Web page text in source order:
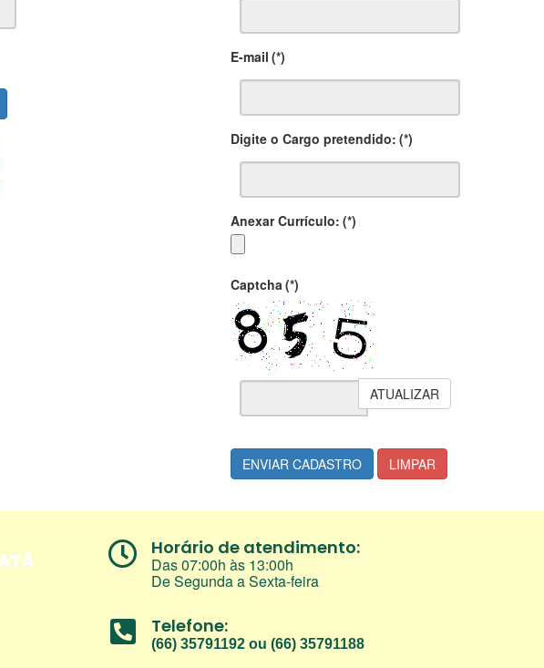
E-mail (*)
Digite o Cargo pretendido: (*)
Anexar Currículo: (*)
Captcha(*)
ATUALIZAR
ENVIAR CADASTRO LIMPAR
Horário de atendimento:
Das 07:00h às 13:00h
De Segunda a Sexta-feira
Telefone:
(66) 35791192 ou (66) 35791188